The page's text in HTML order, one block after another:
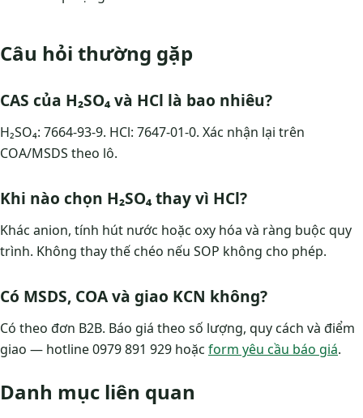
Câu hỏi thường gặp
CAS của H₂SO₄ và HCl là bao nhiêu?
H₂SO₄: 7664-93-9. HCl: 7647-01-0. Xác nhận lại trên
COA/MSDS theo lô.
Khi nào chọn H₂SO₄ thay vì HCl?
Khác anion, tính hút nước hoặc oxy hóa và ràng buộc quy
trình. Không thay thế chéo nếu SOP không cho phép.
Có MSDS, COA và giao KCN không?
Có theo đơn B2B. Báo giá theo số lượng, quy cách và điểm
giao — hotline 0979 891 929 hoặc form yêu cầu báo giá.
Danh mục liên quan